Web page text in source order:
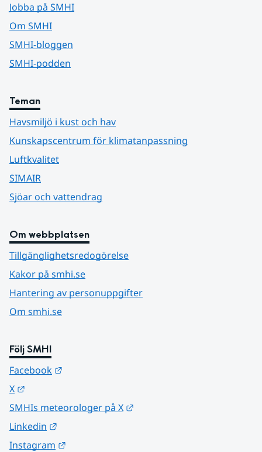
Jobba på SMHI
Om SMHI
SMHI-bloggen
SMHI-podden
Teman
Havsmiljö i kust och hav
Kunskapscentrum för klimatanpassning
Luftkvalitet
SIMAIR
Sjöar och vattendrag
Om webbplatsen
Tillgänglighetsredogörelse
Kakor på smhi.se
Hantering av personuppgifter
Om smhi.se
Följ SMHI
Facebook
X
SMHIs meteorologer på X
Linkedin
Instagram